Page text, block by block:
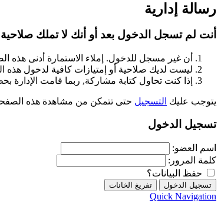
رسالة إدارية
أنت لم تسجل الدخول بعد أو أنك لا تملك
أن غير مسجل للدخول. إملاء الاستمارة أدنى هذه
ليست لديك صلاحية أو إمتيازات كافية لدخول
إذا كنت تحاول كتابة مشاركة, ربما قامت الإدارة
يتوجب عليك التسجيل حتى تتمكن من مشاهدة هذه
تسجيل الدخول
اسم العضو:
كلمة المرور:
حفظ البيانات؟
Quick Navigation